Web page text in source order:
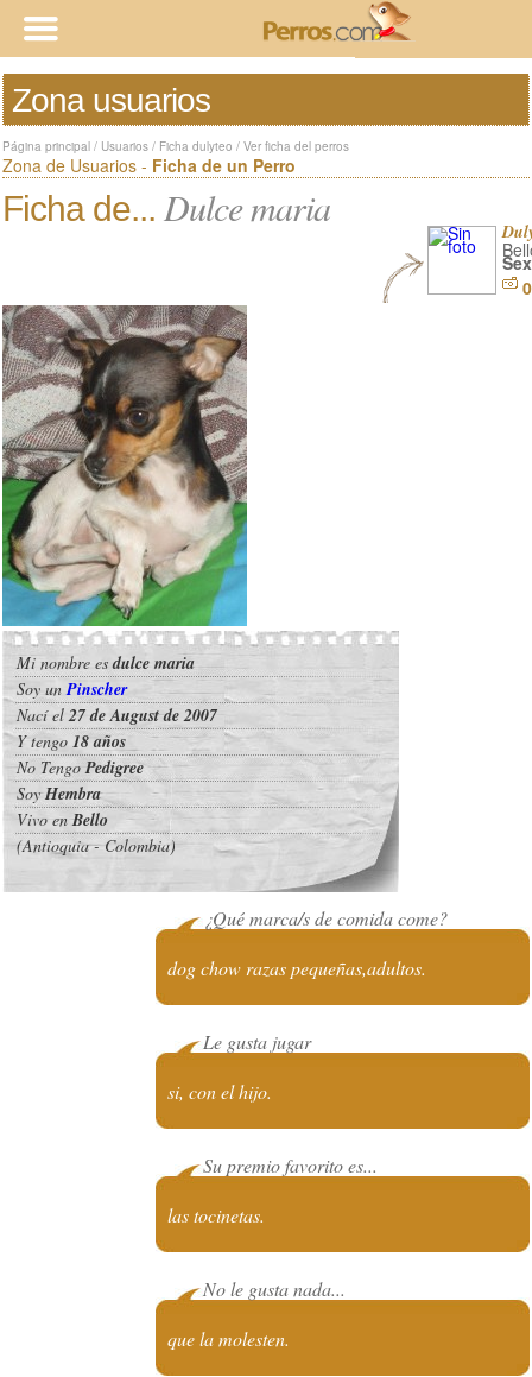
Zona usuarios
Página principal / Usuarios / Ficha dulyteo / Ver ficha del perros
Zona de Usuarios - Ficha de un Perro
Ficha de... Dulce maria
Mi nombre esdulce maria
Soy unPinscher
Nací el27 de August de 2007
Y tengo 18 años
No TengoPedigree
SoyHembra
Vivo enBello
(Antioquia - Colombia)
¿Qué marca/s de comida come?
dog chow razas pequeñas,adultos.
Le gusta jugar
si, con el hijo.
Su premio favorito es...
las tocinetas.
No le gusta nada...
que la molesten.